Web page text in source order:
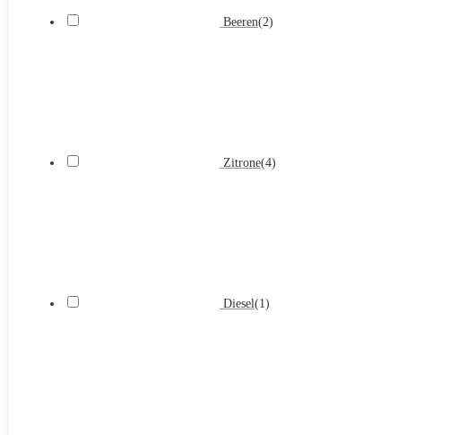
Beeren(2)
Zitrone(4)
Diesel(1)